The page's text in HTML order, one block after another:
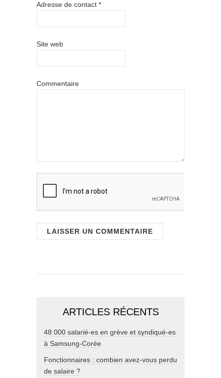
Adresse de contact *
Site web
Commentaire
ARTICLES RÉCENTS
48 000 salarié-es en grève et syndiqué-es
à Samsung-Corée
Fonctionnaires : combien avez-vous perdu
de salaire ?